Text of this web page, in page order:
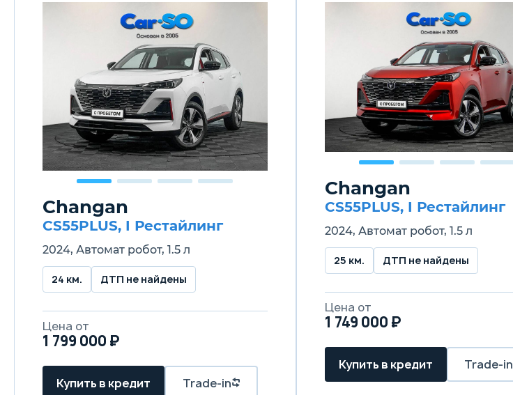
Changan
CS55PLUS, I Рестайлинг
2024, Автомат робот, 1.5 л
24 км. ДТП не найдены
Цена от
1 799 000 ₽
Купить в кредит Trade-in
Changan
CS55PLUS, I Рестайлинг
2024, Автомат робот, 1.5 л
25 км. ДТП не найдены
Цена от
1 749 000 ₽
Купить в кредит Trade-in